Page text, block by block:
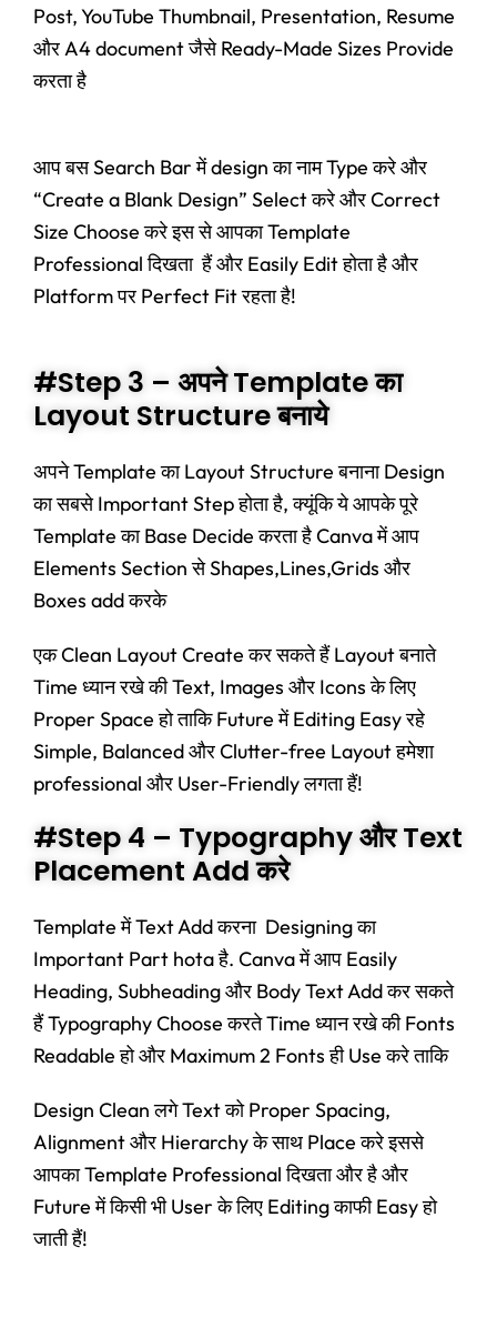
Post, YouTube Thumbnail, Presentation, Resume
और A4 document जैसे Ready-Made Sizes Provide
करता है
आप बस Search Bar में design का नाम Type करे और
“Create a Blank Design” Select करे और Correct
Size Choose करे इस से आपका Template
Professional दिखता हैं और Easily Edit होता है और
Platform पर Perfect Fit रहता है!
#Step 3 – अपने Template का
Layout Structure बनाये
अपने Template का Layout Structure बनाना Design
का सबसे Important Step होता है, क्यूंकि ये आपके पूरे
Template का Base Decide करता है Canva में आप
Elements Section से Shapes,Lines,Grids और
Boxes add करके
एक Clean Layout Create कर सकते हैं Layout बनाते
Time ध्यान रखे की Text, Images और Icons के लिए
Proper Space हो ताकि Future में Editing Easy रहे
Simple, Balanced और Clutter-free Layout हमेशा
professional और User-Friendly लगता हैं!
#Step 4 – Typography और Text
Placement Add करे
Template में Text Add करना Designing का
Important Part hota है. Canva में आप Easily
Heading, Subheading और Body Text Add कर सकते
हैं Typography Choose करते Time ध्यान रखे की Fonts
Readable हो और Maximum 2 Fonts ही Use करे ताकि
Design Clean लगे Text को Proper Spacing,
Alignment और Hierarchy के साथ Place करे इससे
आपका Template Professional दिखता और है और
Future में किसी भी User के लिए Editing काफी Easy हो
जाती हैं!